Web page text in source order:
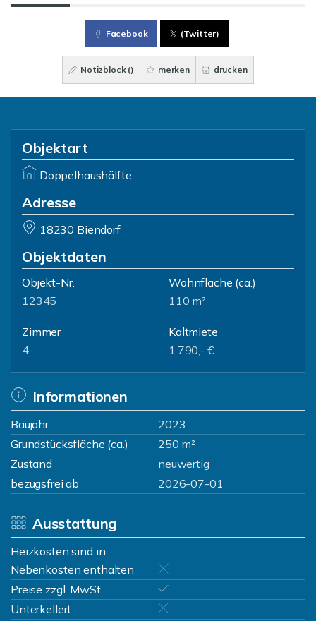
Facebook (Twitter)
Notizblock () merken drucken
Objektart
Doppelhaushälfte
Adresse
18230 Biendorf
Objektdaten
Objekt-Nr.
12345
Wohnfläche (ca.)
110 m²
Zimmer
4
Kaltmiete
1.790,- €
Informationen
Baujahr
2023
Grundstücksfläche (ca.)
250 m²
Zustand
neuwertig
bezugsfrei ab
2026-07-01
Ausstattung
Heizkosten sind in
Nebenkosten enthalten
Preise zzgl. MwSt.
Unterkellert